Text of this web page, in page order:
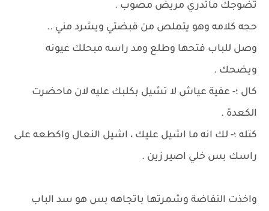
تضوجك ماتدري مريض مصوب .
حجه كلامه وهو يتملص من قبضتي ويشرد مني ..
وصل للباب فتحها وطلع ومد راسه مبحلك عيونه
ويضحك .
كال ؛- عفية عياش لا تشيل بكلبك عليه لان ماحضرت
الكعدة .
كتله ؛- لك انه ما اشيل عليك ، اشيل النعال واكطعه على
راسك بس خلي اصير زين .
واخذت النفاضة وشمرتها باتجاهه بس هو سد الباب